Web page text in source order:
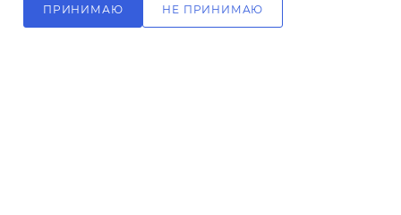
В КОРЗИНУ
см
7
см
7
ПРИНИМАЮ НЕ ПРИНИМАЮ